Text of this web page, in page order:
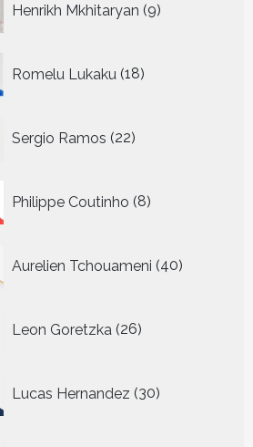
Henrikh Mkhitaryan 9
producten
Romelu Lukaku 18
producten
Sergio Ramos 22
producten
Philippe Coutinho 8
producten
Aurelien Tchouameni 40
producten
Leon Goretzka 26
producten
Lucas Hernandez 30
producten